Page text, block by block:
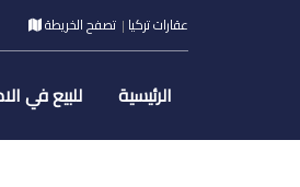
تصفح الخريطة عقارات تركيا
الرئيسية للبيع في